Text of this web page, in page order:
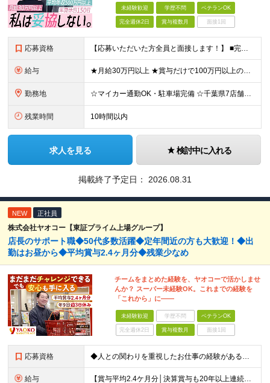
未経験歓迎 学歴不問 ベテランOK
完全週休2日 賞与複数月 面接1回
応募資格 【応募いただいた方全員と面接します！】 ■完全未経験OK ■転職回数・前職・スキル・学歴不問 ■20代～30代活躍中！ ★第二新卒も大歓迎 「新卒で入社したけど、環境が合わなくて早期に退職してしまっ
給与 ★月給30万円以上 ★賞与だけで100万円以上の支給実績も ★1年で年収1000万円のメンバー在籍 ★インセンティブで月20万円獲得した実績も 月給30万円～50万円＋賞与年1回（最大3カ月分）＋イ
勤務地 ☆マイカー通勤OK・駐車場完備 ☆千葉県7店舗で募集 ☆2026年新店舗立ち上げ店舗あり ☆転勤なし 本社、もしくは以下店舗での勤務になります。 【本社】 千葉県印旛郡酒々井町本佐倉457-2
残業時間 10時間以内
求人を見る 検討中に入れる
掲載終了予定日： 2026.08.31
NEW 正社員
株式会社ヤオコー【東証プライム上場グループ】
店長のサポート職◆50代多数活躍◆定年間近の方も大歓迎！◆出
勤はお昼から◆平均賞与2.4ヶ月分◆残業少なめ
チームをまとめた経験を、ヤオコーで活かしませ
んか？ スーパー未経験OK。これまでの経験を
「これから」に――
未経験歓迎 学歴不問 ベテランOK
完全週休2日 賞与複数月 面接1回
応募資格 ◆人との関わりを重視したお仕事の経験がある方 とくにチームをまとめた経験がある方を歓迎します ┗例えば… □スーパーマーケット・ホームセンター・ドラッグストアなどの 小売業でチームをまと
給与 【賞与平均2.4ケ月分│決算賞与も20年以上連続で支給中！】 ＜月収例＞ 月収29万円（地域限定正社員／残業代・各種手当含む） 月収26万円（契約社員／残業代・各種手当含む） ◆月給：月給258,